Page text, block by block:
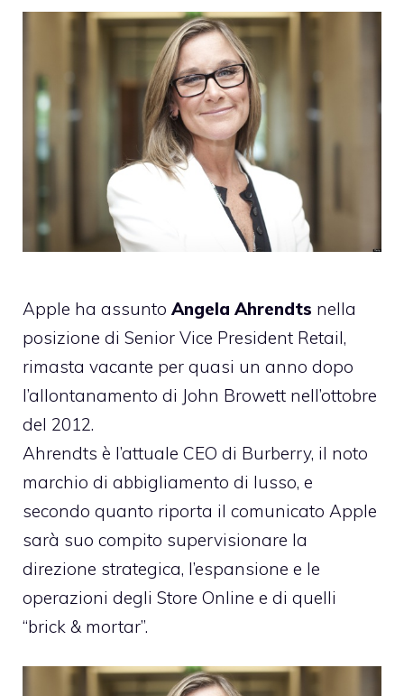
Apple ha assunto Angela Ahrendts nella
posizione di Senior Vice President Retail,
rimasta vacante per quasi un anno dopo
l’allontanamento di John Browett nell’ottobre
del 2012.
Ahrendts è l’attuale CEO di Burberry, il noto
marchio di abbigliamento di lusso, e
secondo quanto riporta il comunicato Apple
sarà suo compito supervisionare la
direzione strategica, l’espansione e le
operazioni degli Store Online e di quelli
“brick & mortar”.